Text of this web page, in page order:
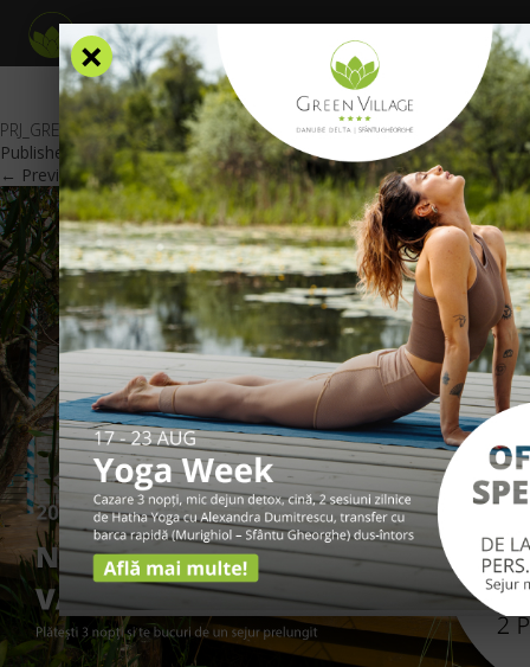
PRJ_GREEN-VILLAGE_OFERTA-3=4-RO
Published September 3, 2019 at600 × 425in Oferte Speciale.
← Previous Next →
×